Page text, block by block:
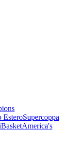
EsteroSupercoppa
BasketAmerica's